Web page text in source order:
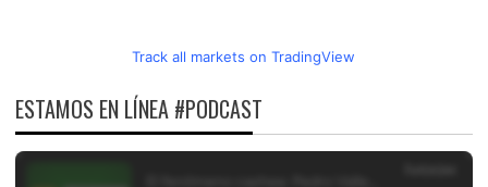
Track all markets on TradingView
ESTAMOS EN LÍNEA #PODCAST